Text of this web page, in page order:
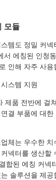
모듈
템도 정밀 커넥
서 에칭된 인청
인해 자주 사용
스템 지원
제품 전반에 걸
결 부품에 대
체는 우수한 치
넥터를 생산할
합된 에칭 커넥
솔루션을 제공